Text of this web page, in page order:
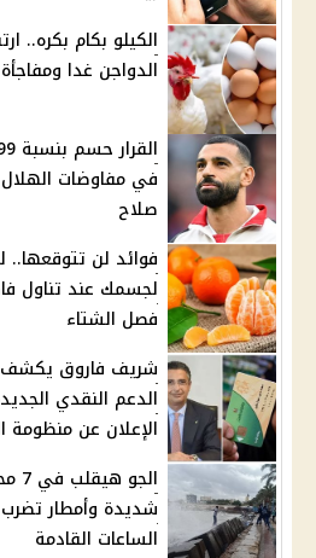
الكيلو بكام بكره..
الدواجن غدا
في مفاوضات
صلاح
فوائد لن تتوقعها..
لجسمك عند تناول
فصل الشتاء
شريف فاروق يكشف
الدعم النقدي
الإعلان عن منظومة
شديدة وأمطار
الساعات القادمة